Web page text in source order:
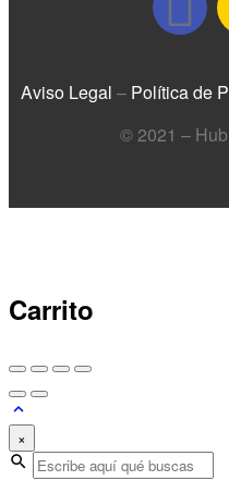
Aviso Legal – Política de
© 2021 –
Carrito
×